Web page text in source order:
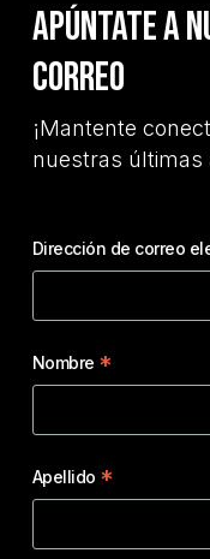
Apúntate a
correo
¡Mantente
nuestras últimas
Dirección de correo
Nombre *
Apellido *